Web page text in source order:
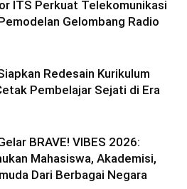
ITS Perkuat Telekomunikasi
Gelombang Radio
Redesain Kurikulum
Pembelajar Sejati di Era
BRAVE! VIBES 2026:
Mahasiswa, Akademisi,
Dari Berbagai Negara